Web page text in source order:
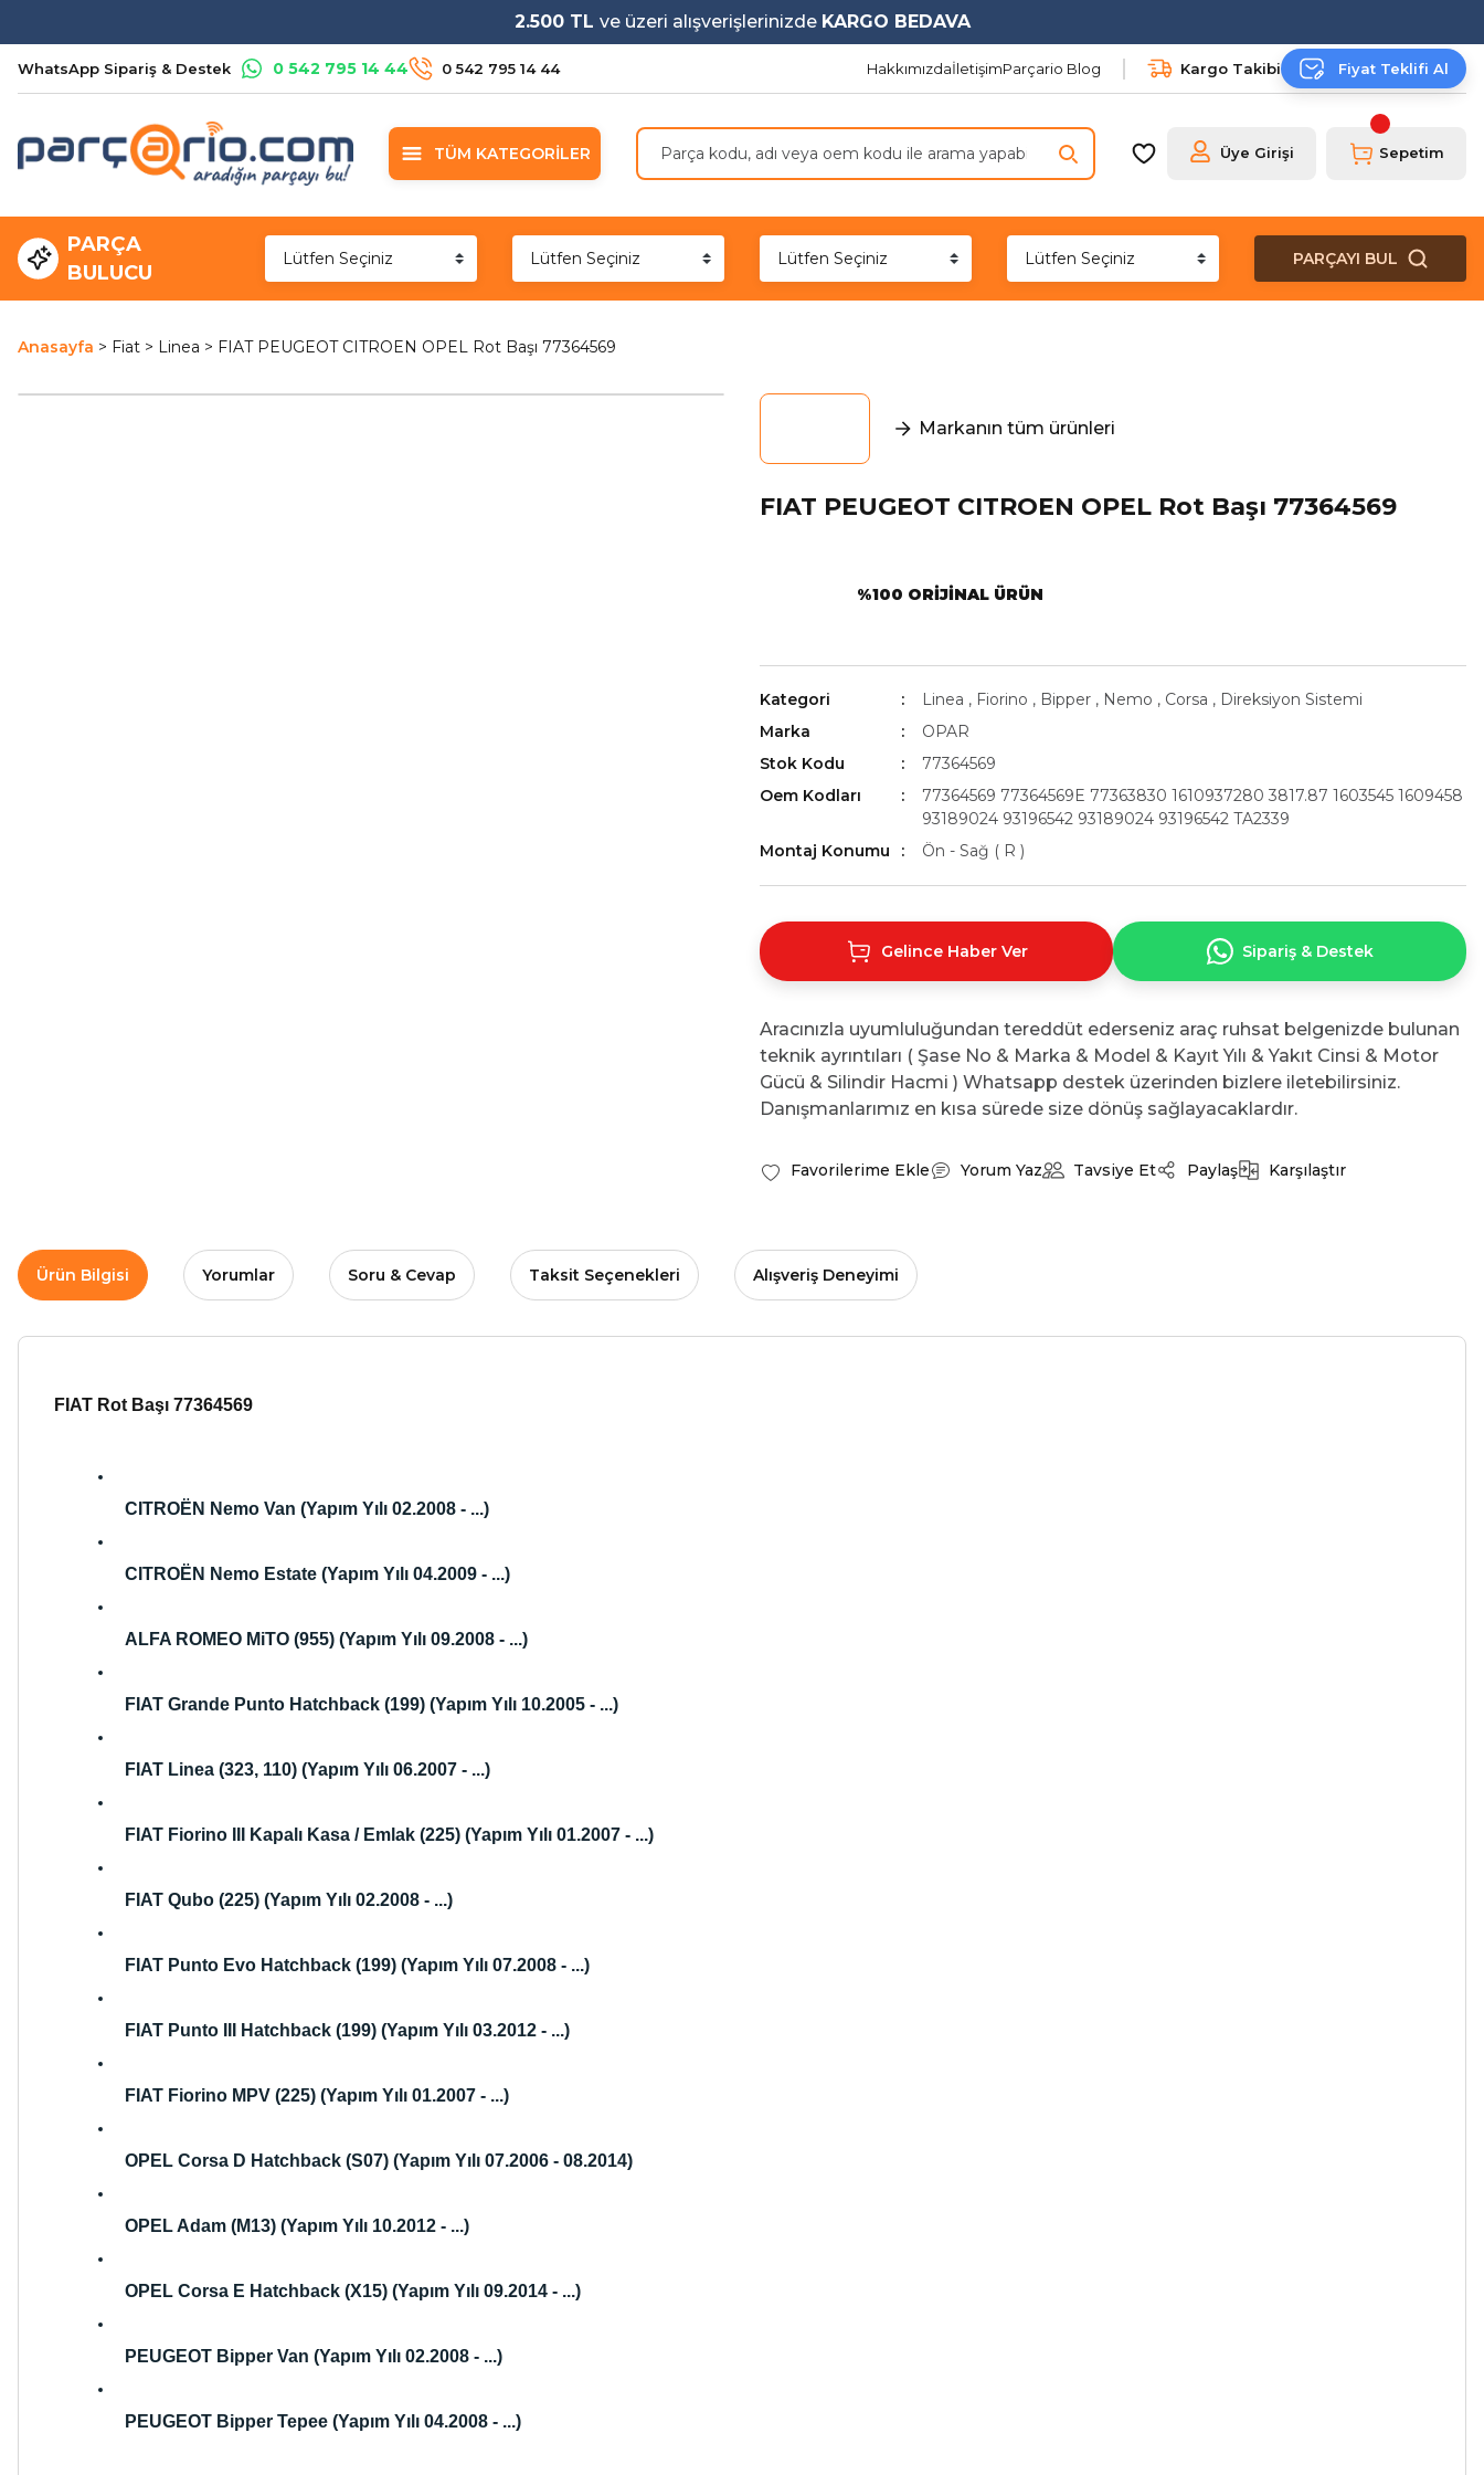
2.500 TL ve üzeri alışverişlerinizde KARGO BEDAVA
WhatsApp Sipariş & Destek 0 542 795 14 44 0 542 795 14 44 HakkımızdaİletişimParçario Blog Kargo Takibi Fiyat Teklifi Al
TÜM KATEGORİLER Üye Girişi Sepetim
PARÇA
BULUCU
PARÇAYI BUL
Anasayfa Fiat Linea FIAT PEUGEOT CITROEN OPEL Rot Başı 77364569
Markanın tüm ürünleri
FIAT PEUGEOT CITROEN OPEL Rot Başı 77364569
%100 ORIJINAL ÜRÜN
Kategori Linea , Fiorino , Bipper , Nemo , Corsa , Direksiyon Sistemi
Marka
OPAR
Stok Kodu
77364569
Oem Kodları
77364569 77364569E 77363830 1610937280 3817.87 1603545 1609458
93189024 93196542 93189024 93196542 TA2339
Montaj Konumu
Ön - Sağ ( R )
Gelince Haber Ver Sipariş & Destek
Aracınızla uyumluluğundan tereddüt ederseniz araç ruhsat belgenizde bulunan
teknik ayrıntıları ( Şase No & Marka & Model & Kayıt Yılı & Yakıt Cinsi & Motor
Gücü & Silindir Hacmi ) Whatsapp destek üzerinden bizlere iletebilirsiniz.
Danışmanlarımız en kısa sürede size dönüş sağlayacaklardır.
Yorum Yaz Tavsiye Et Paylaş Karşılaştır
Ürün Bilgisi Yorumlar Soru & Cevap Taksit Seçenekleri Alışveriş Deneyimi
FIAT Rot Başı 77364569
CITROËN Nemo Van (Yapım Yılı 02.2008 - ...)
CITROËN Nemo Estate (Yapım Yılı 04.2009 - ...)
ALFA ROMEO MiTO (955) (Yapım Yılı 09.2008 - ...)
FIAT Grande Punto Hatchback (199) (Yapım Yılı 10.2005 - ...)
FIAT Linea (323, 110) (Yapım Yılı 06.2007 - ...)
FIAT Fiorino III Kapalı Kasa / Emlak (225) (Yapım Yılı 01.2007 - ...)
FIAT Qubo (225) (Yapım Yılı 02.2008 - ...)
FIAT Punto Evo Hatchback (199) (Yapım Yılı 07.2008 - ...)
FIAT Punto III Hatchback (199) (Yapım Yılı 03.2012 - ...)
FIAT Fiorino MPV (225) (Yapım Yılı 01.2007 - ...)
OPEL Corsa D Hatchback (S07) (Yapım Yılı 07.2006 - 08.2014)
OPEL Adam (M13) (Yapım Yılı 10.2012 - ...)
OPEL Corsa E Hatchback (X15) (Yapım Yılı 09.2014 - ...)
PEUGEOT Bipper Van (Yapım Yılı 02.2008 - ...)
PEUGEOT Bipper Tepee (Yapım Yılı 04.2008 - ...)